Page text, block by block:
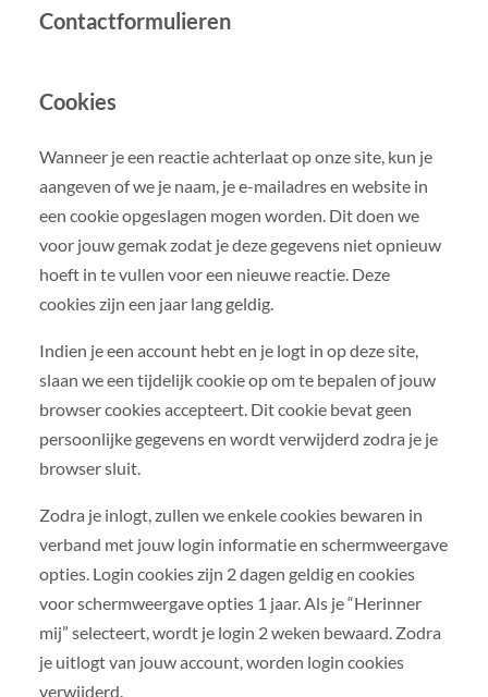
Contactformulieren
Cookies
Wanneer je een reactie achterlaat op onze site, kun je
aangeven of we je naam, je e-mailadres en website in
een cookie opgeslagen mogen worden. Dit doen we
voor jouw gemak zodat je deze gegevens niet opnieuw
hoeft in te vullen voor een nieuwe reactie. Deze
cookies zijn een jaar lang geldig.
Indien je een account hebt en je logt in op deze site,
slaan we een tijdelijk cookie op om te bepalen of jouw
browser cookies accepteert. Dit cookie bevat geen
persoonlijke gegevens en wordt verwijderd zodra je je
browser sluit.
Zodra je inlogt, zullen we enkele cookies bewaren in
verband met jouw login informatie en schermweergave
opties. Login cookies zijn 2 dagen geldig en cookies
voor schermweergave opties 1 jaar. Als je “Herinner
mij” selecteert, wordt je login 2 weken bewaard. Zodra
je uitlogt van jouw account, worden login cookies
verwijderd.